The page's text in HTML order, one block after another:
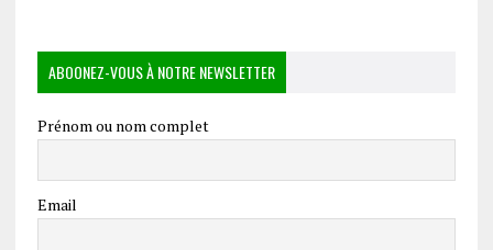
ABOONEZ-VOUS À NOTRE NEWSLETTER
Prénom ou nom complet
Email